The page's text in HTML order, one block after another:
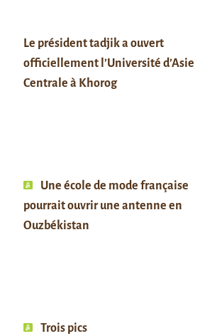
Le président tadjik a ouvert
officiellement l’Université d’Asie
Centrale à Khorog
Une école de mode française
pourrait ouvrir une antenne en
Ouzbékistan
Trois pics